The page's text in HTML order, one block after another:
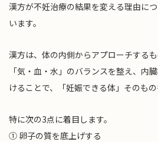
漢方が不妊治療の結果を変える理由に
います。
漢方は、体の内側からアプローチするも
「気・血・水」のバランスを整え、内
けることで、「妊娠できる体」そのもの
特に次の3点に着目します。
① 卵子の質を底上げする